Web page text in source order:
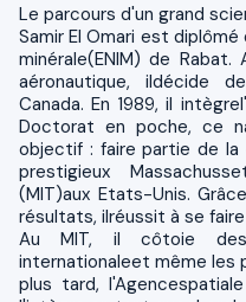
Le parcours d'un grand
Samir El Omari est
minérale(ENIM) de
aéronautique, ildécide
Canada. En 1989, il
Doctorat en poche, ce
objectif : faire partie de la
prestigieux
(MIT)aux Etats-Unis.
résultats, ilréussit à se
Au MIT, il côtoie des
internationaleet même les
plus tard,